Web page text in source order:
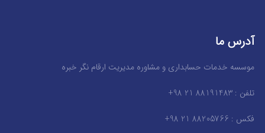
آدرس ما
موسسه خدمات حسابداری و مشاوره مدیریت ارقام نگر خبره
تلفن : 88191483 21 98+
فکس : 88205766 21 98+